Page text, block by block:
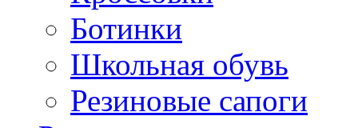
Ботинки
Школьная обувь
Резиновые сапоги